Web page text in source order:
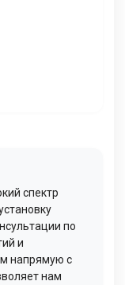
спектр
по
и
напрямую с
нам